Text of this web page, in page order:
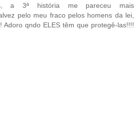
a 3ª história me pareceu mais
pelo meu fraco pelos homens da lei,
Adoro qndo ELES têm que protegê-las!!!!